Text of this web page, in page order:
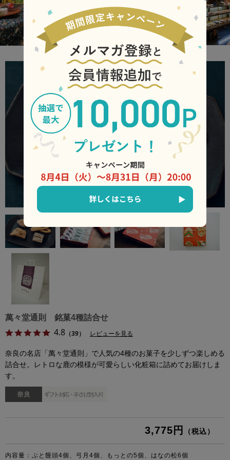
萬々堂通則 銘菓4種詰合せ
4.8 （39） レビューを見る
奈良の名店「萬々堂通則」で人気の4種のお菓子を少しずつ楽しめる
詰合せ。レトロな鹿の模様が可愛らしい化粧箱に詰めてお届けしま
す。
3,775円 （税込）
内容量：ぶと饅頭4個、弓月4個、もっとの5個、はなの松6個